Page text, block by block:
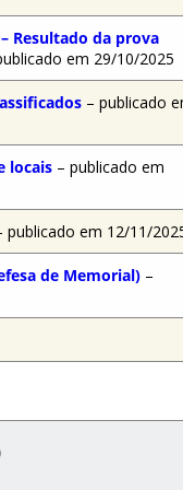
Resultado da prova
em 29/10/2025
– publicado
locais – publicado em
publicado em 12/11/
de Memorial) –